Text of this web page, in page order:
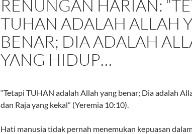
RENUNGAN HARIAN:
TUHAN ADALAH ALLAH
BENAR; DIA ADALAH
YANG HIDUP…
“Tetapi TUHAN adalah Allah yang benar; Dia adalah
dan Raja yang kekal” (Yeremia 10:10).
Hati manusia tidak pernah menemukan kepuasan